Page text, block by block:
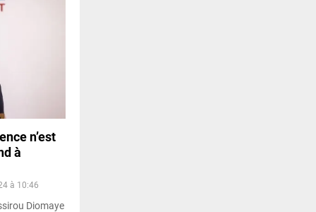
n’est
à
à 10:46
Diomaye